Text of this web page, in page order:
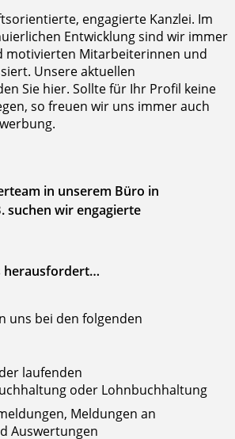
engagierte Kanzlei. Im
Entwicklung sind wir immer
motivierten Mitarbeiterinnen und
Unsere aktuellen
Sie hier. Sollte für Ihr Profil keine
so freuen wir uns immer auch
in unserem Büro in
suchen wir engagierte
herausfordert…
uns bei den folgenden
laufenden
oder Lohnbuchhaltung
Meldungen an
Auswertungen